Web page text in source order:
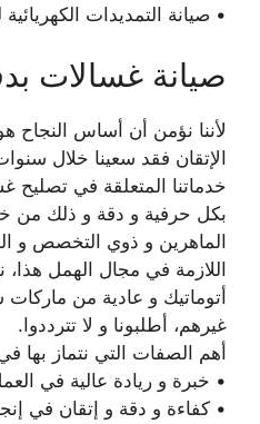
• صيانة التمديدات
صيانة غسالات
لأننا نؤمن أن أساس النجاح
الإتقان فقد سعينا خلال
خدماتنا المتعلقة في تصليح
بكل حرفية و دقة و ذلك من
الماهرين و ذوي التخصص و
اللازمة في مجال الهمل
أتوماتيك و عادية من
غيرهم، أطلبونا و لا تترددوا.
أهم الصفات التي نتماز بها
• خبرة و ريادة عالية في
• كفاءة و دقة و إتقان في